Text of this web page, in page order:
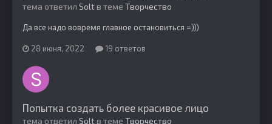
тема ответил Soltв теме Творчество
Да все надо вовремя главное остановиться =)))
28 июня, 2022 19 ответов
Попытка создать более красивое лицо
тема ответил Soltв теме Творчество